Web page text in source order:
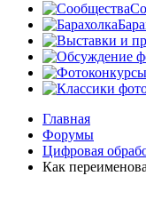
Главная
Форумы
Цифровая
Как